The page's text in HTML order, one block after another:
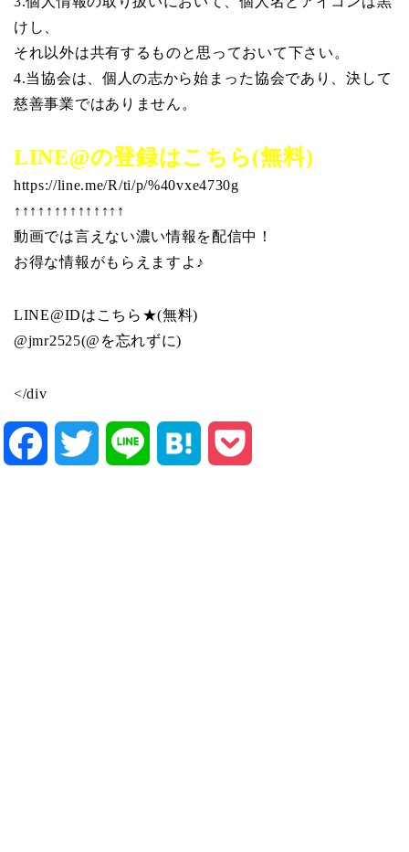
けし、
それ以外は共有するものと思っておいて下さい。
4.当協会は、個人の志から始まった協会であり、決して
慈善事業ではありません。
LINE@の登録はこちら(無料)
https://line.me/R/ti/p/%40vxe4730g
↑↑↑↑↑↑↑↑↑↑↑↑↑↑
動画では言えない濃い情報を配信中！
お得な情報がもらえますよ♪
LINE@IDはこちら★(無料)
@jmr2525(@を忘れずに)
</div
Facebook Twitter Line Hatena